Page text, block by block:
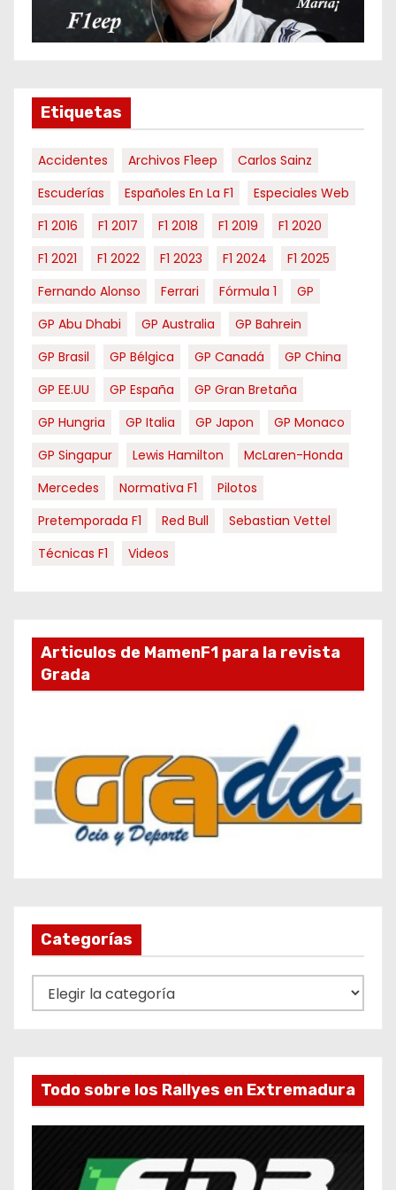
s
Etiquetas
Accidentes Archivos F1eep
Carlos Sainz
Escuderías
Españoles En La F1
Especiales Web
F1 2016
F1 2017 F1 2018 F1 2019
F1 2020
F1 2021
F1 2022 F1 2023 F1 2024
F1 2025
Fernando Alonso
Ferrari Fórmula 1
GP
GP Abu Dhabi
GP Australia
GP Bahrein
GP Brasil
GP Bélgica GP Canadá
GP China
GP EE.UU
GP España
GP Gran Bretaña
GP Hungria
GP Italia GP Japon
GP Monaco
GP Singapur
Lewis Hamilton
McLaren-Honda
Mercedes
Normativa F1
Pilotos
Pretemporada F1
Red Bull
Sebastian Vettel
Técnicas F1
Videos
Articulos de MamenF1 para la revista
Grada
Categorías
a
o
Todo sobre los Rallyes en Extremadura